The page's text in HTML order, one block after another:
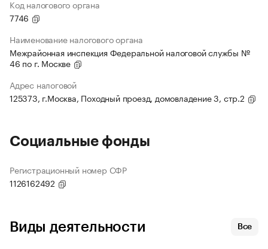
Код налогового органа
7746
Наименование налогового органа
Межрайонная инспекция Федеральной налоговой службы №
46 по г. Москве
Адрес налоговой
125373, г.Москва, Походный проезд, домовладение 3, стр.2
Социальные фонды
Регистрационный номер СФР
1126162492
Виды деятельности Все